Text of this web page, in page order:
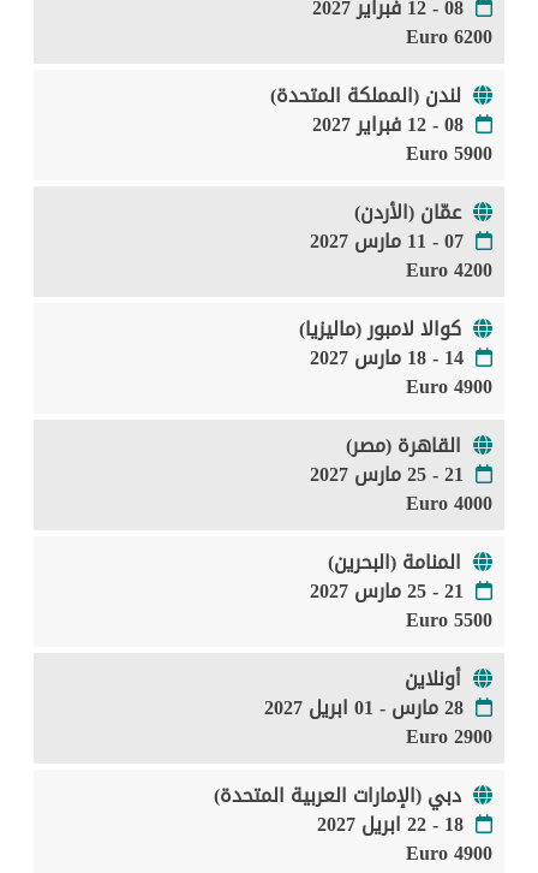
08 - 12 فبراير 2027
6200 Euro
لندن (المملكة المتحدة)
08 - 12 فبراير 2027
5900 Euro
عمّان (الأردن)
07 - 11 مارس 2027
4200 Euro
كوالا لامبور (ماليزيا)
14 - 18 مارس 2027
4900 Euro
القاهرة (مصر)
21 - 25 مارس 2027
4000 Euro
المنامة (البحرين)
21 - 25 مارس 2027
5500 Euro
أونلاين
28 مارس - 01 ابريل 2027
2900 Euro
دبي (الإمارات العربية المتحدة)
18 - 22 ابريل 2027
4900 Euro